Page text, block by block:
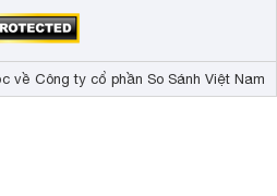
về Công ty cổ phần So Sánh Việt Nam